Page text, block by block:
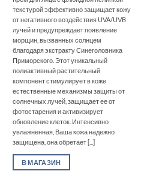
текстурой эффективно защищает кожу
от негативного воздействия UVA/UVB
лучей и предупреждает появление
морщин, вызванных солнцем
благодаря экстракту Синеголовника
Приморского. Этот уникальный
полиактивный растительный
компонент стимулирует в коже
естественные механизмы защиты от
солнечных лучей, защищает ее от
фотостарения и активизирует
обновление клеток. Интенсивно
увлажненная, Ваша кожа надежно
защищена, она обретает [...]
В МАГАЗИН